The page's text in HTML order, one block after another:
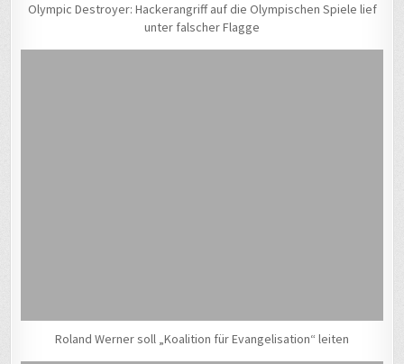
Olympic Destroyer: Hackerangriff auf die Olympischen Spiele lief
unter falscher Flagge
Roland Werner soll „Koalition für Evangelisation“ leiten